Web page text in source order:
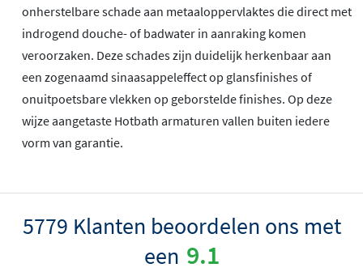
onherstelbare schade aan metaaloppervlaktes die direct met
indrogend douche- of badwater in aanraking komen
veroorzaken. Deze schades zijn duidelijk herkenbaar aan
een zogenaamd sinaasappeleffect op glansfinishes of
onuitpoetsbare vlekken op geborstelde finishes. Op deze
wijze aangetaste Hotbath armaturen vallen buiten iedere
vorm van garantie.
5779 Klanten beoordelen ons met
een 9.1